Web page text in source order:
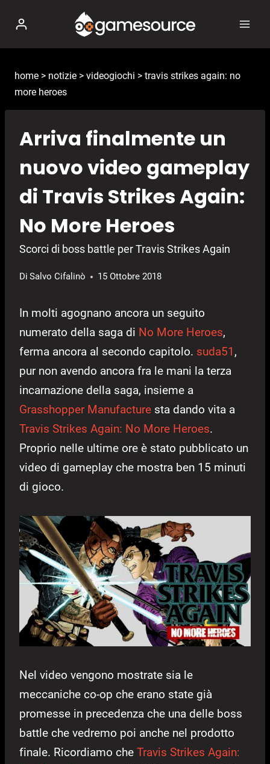
contenuto
home > notizie > videogiochi > travis strikes again: no
more heroes
Arriva finalmente un
nuovo video gameplay
di Travis Strikes Again:
No More Heroes
Scorci di boss battle per Travis Strikes Again
Di Salvo Cifalinò 15 Ottobre 2018
In molti agognano ancora un seguito
numerato della saga di No More Heroes,
ferma ancora al secondo capitolo. suda51 ,
pur non avendo ancora fra le mani la terza
incarnazione della saga, insieme a
Grasshopper Manufacture sta dando vita a
Travis Strikes Again: No More Heroes.
Proprio nelle ultime ore è stato pubblicato un
video di gameplay che mostra ben 15 minuti
di gioco.
Nel video vengono mostrate sia le
meccaniche co-op che erano state già
promesse in precedenza che una delle boss
battle che vedremo poi anche nel prodotto
finale. Ricordiamo che Travis Strikes Again: